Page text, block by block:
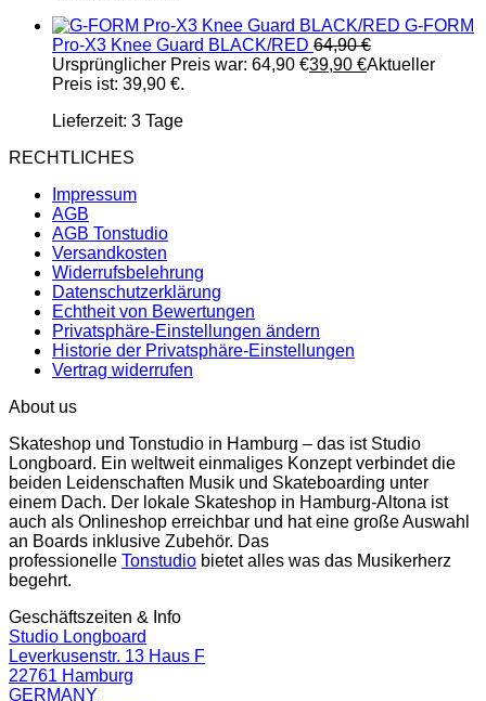
G-FORM
Pro-X3 Knee Guard BLACK/RED 64,90€
Ursprünglicher Preis war: 64,90 €39,90 €Aktueller
Preis ist: 39,90 €.
Lieferzeit: 3 Tage
RECHTLICHES
Impressum
AGB
AGB Tonstudio
Versandkosten
Widerrufsbelehrung
Datenschutzerklärung
Echtheit von Bewertungen
Privatsphäre-Einstellungen ändern
Historie der Privatsphäre-Einstellungen
Vertrag widerrufen
About us
Skateshop und Tonstudio in Hamburg – das ist Studio
Longboard. Ein weltweit einmaliges Konzept verbindet die
beiden Leidenschaften Musik und Skateboarding unter
einem Dach. Der lokale Skateshop in Hamburg-Altona ist
auch als Onlineshop erreichbar und hat eine große Auswahl
an Boards inklusive Zubehör. Das
professionelle Tonstudio bietet alles was das Musikerherz
begehrt.
Geschäftszeiten & Info
Studio Longboard
Leverkusenstr. 13 Haus F
22761 Hamburg
GERMANY